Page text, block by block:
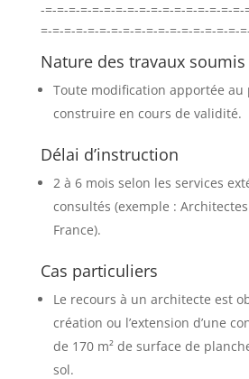
-=-=-=-=-=-=-=-=-=-=-=-=-=-=-=-=-
=-=-=-=-=-=-=-=-=-=-=-=-=-=-=-=-=-
Nature des travaux
Toute modification apportée au
construire en cours de validité.
Délai d’instruction
2 à 6 mois selon les services
consultés (exemple :
France).
Cas particuliers
Le recours à un architecte est
création ou l’extension d’une
de 170 m² de surface de
sol.